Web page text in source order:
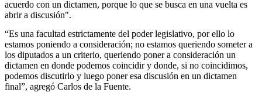
acuerdo con un dictamen, porque lo que se busca en una vuelta es
abrir a discusión".
“Es una facultad estrictamente del poder legislativo, por ello lo
estamos poniendo a consideración; no estamos queriendo someter a
los diputados a un criterio, queriendo poner a consideración un
dictamen en donde podemos coincidir y donde, si no coincidimos,
podemos discutirlo y luego poner esa discusión en un dictamen
final”, agregó Carlos de la Fuente.